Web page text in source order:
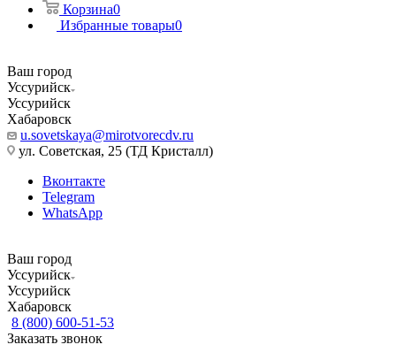
Корзина0
Избранные товары0
Ваш город
Уссурийск
Уссурийск
Хабаровск
u.sovetskaya@mirotvorecdv.ru
ул. Советская, 25 (ТД Кристалл)
Вконтакте
Telegram
WhatsApp
Ваш город
Уссурийск
Уссурийск
Хабаровск
8 (800) 600-51-53
Заказать звонок